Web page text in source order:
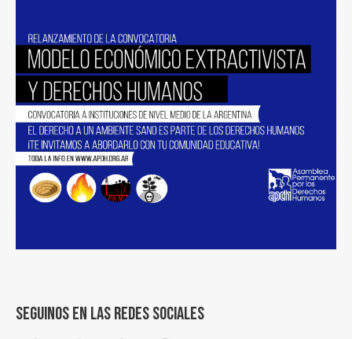
Seguinos en las redes sociales